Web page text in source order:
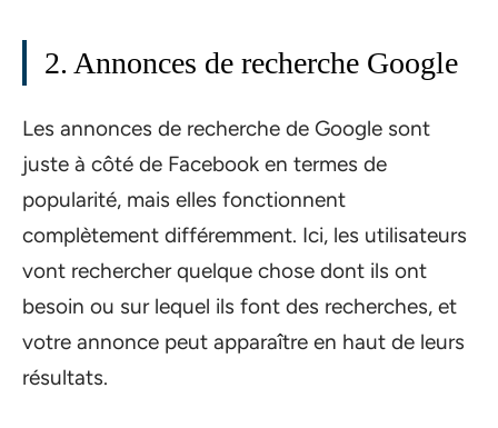
2. Annonces de recherche Google
Les annonces de recherche de Google sont
juste à côté de Facebook en termes de
popularité, mais elles fonctionnent
complètement différemment. Ici, les utilisateurs
vont rechercher quelque chose dont ils ont
besoin ou sur lequel ils font des recherches, et
votre annonce peut apparaître en haut de leurs
résultats.